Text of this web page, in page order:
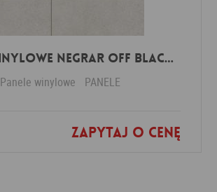
Panele winylowe Negrar off black 57614 Klasa 34 3 mm
Panele winylowe PANELE
Zapytaj o cenę
Dodaj do ulubionych